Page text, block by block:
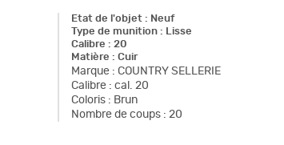
Etat de l'objet : Neuf
Type de munition : Lisse
Calibre : 20
Matière : Cuir
Marque : COUNTRY SELLERIE
Calibre : cal. 20
Coloris : Brun
Nombre de coups : 20